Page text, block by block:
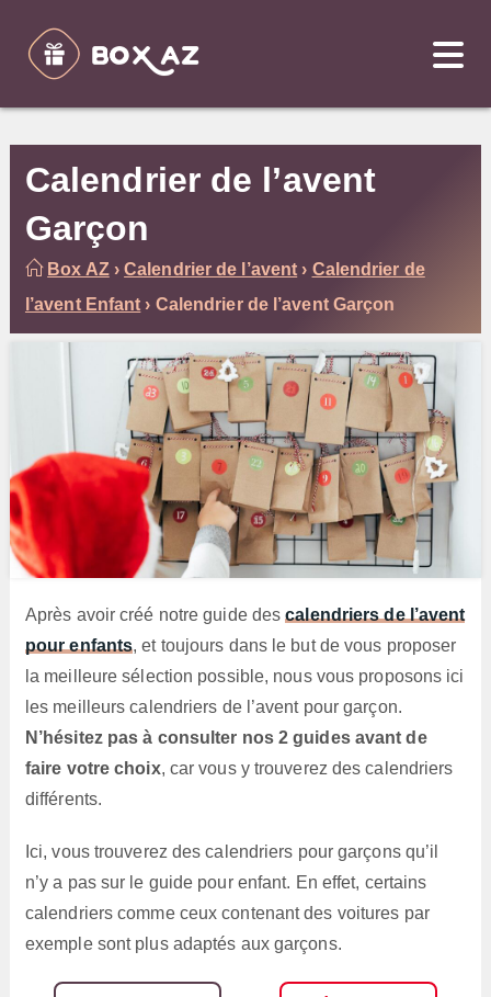
content
Calendrier de l’avent
Garçon
Box AZ›Calendrier de l’avent › Calendrier de
l’avent Enfant › Calendrier de l’avent Garçon
Après avoir créé notre guide descalendriers de l’avent
pour enfants, et toujours dans le but de vous proposer
la meilleure sélection possible, nous vous proposons ici
les meilleurs calendriers de l’avent pour garçon.
N’hésitez pas à consulter nos 2 guides avant de
faire votre choix, car vous y trouverez des calendriers
différents.
Ici, vous trouverez des calendriers pour garçons qu’il
n’y a pas sur le guide pour enfant. En effet, certains
calendriers comme ceux contenant des voitures par
exemple sont plus adaptés aux garçons.